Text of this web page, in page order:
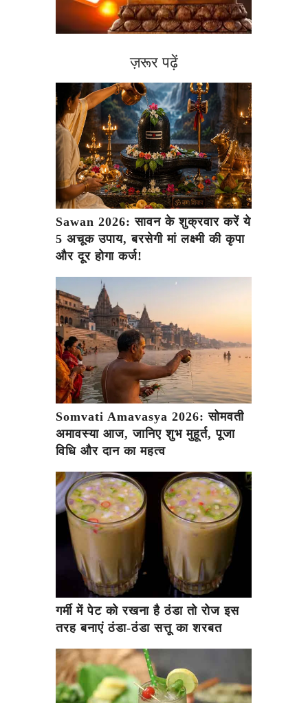
ज़रूर पढ़ें
Sawan 2026: सावन के शुक्रवार करें ये
5 अचूक उपाय, बरसेगी मां लक्ष्मी की कृपा
और दूर होगा कर्ज!
Somvati Amavasya 2026: सोमवती
अमावस्या आज, जानिए शुभ मुहूर्त, पूजा
विधि और दान का महत्व
गर्मी में पेट को रखना है ठंडा तो रोज इस
तरह बनाएं ठंडा-ठंडा सत्तू का शरबत